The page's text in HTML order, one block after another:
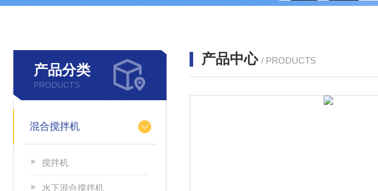
产品分类
PRODUCTS
混合搅拌机
搅拌机
水下混合搅拌机
产品中心 / PRODUCTS